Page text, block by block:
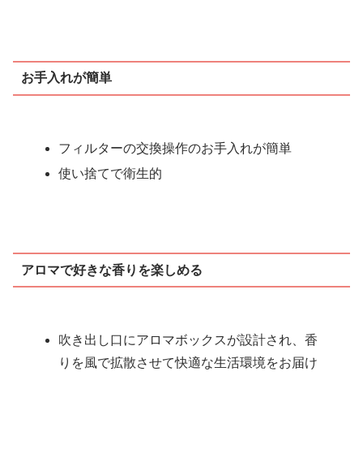
お手入れが簡単
フィルターの交換操作のお手入れが簡単
使い捨てで衛生的
アロマで好きな香りを楽しめる
吹き出し口にアロマボックスが設計され、香
りを風で拡散させて快適な生活環境をお届け